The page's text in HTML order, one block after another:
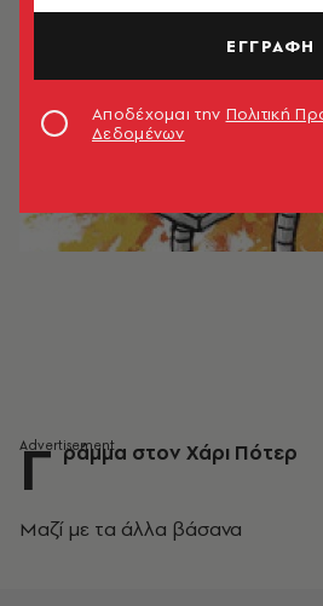
Γ ράμμα στον Χάρι Πότερ
Μαζί με τα άλλα βάσανα
ΕΓΓΡΑΦΗ
Αποδέχομαι την Πολιτική
Δεδομένων